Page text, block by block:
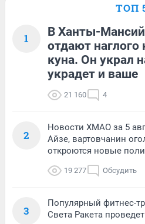
ТОП
1
В Ханты-
отдают наглого
куна. Он украл
украдет и ваше
21 160 4
2
Новости ХМАО за 5
Айзе, вартовчанин
откроются новые
19 277 Обсудить
3
Популярный фитнес-
Света Ракета